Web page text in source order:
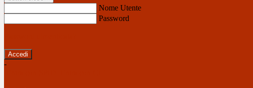
Nome Utente
Password
-